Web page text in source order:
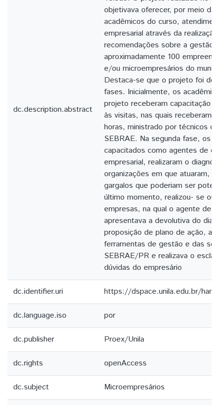
dc.description.abstract
objetivava oferecer, por meio da
acadêmicos do curso,
empresarial através da
recomendações sobre a gestão
aproximadamente 100
e/ou microempresários do
Destaca-se que o projeto foi
fases. Inicialmente, os
projeto receberam capacitação
às visitas, nas quais receberam
horas, ministrado por técnicos
SEBRAE. Na segunda fase, os
capacitados como agentes de
empresarial, realizaram o
organizações em que atuaram,
gargalos que poderiam ser
último momento, realizou- se
empresas, na qual o agente de
apresentava a devolutiva do
proposição de plano de ação, a
ferramentas de gestão e das
SEBRAE/PR e realizava o
dúvidas do empresário
dc.identifier.uri https://dspace.unila.edu.br/
dc.language.iso por
dc.publisher Proex/Unila
dc.rights openAccess
dc.subject Microempresários